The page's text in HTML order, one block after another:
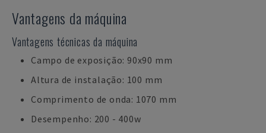
Vantagens da máquina
Vantagens técnicas da máquina
Campo de exposição: 90x90 mm
Altura de instalação: 100 mm
Comprimento de onda: 1070 mm
Desempenho: 200 - 400w